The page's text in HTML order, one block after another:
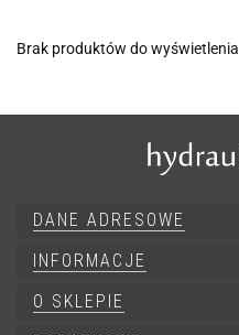
Brak produktów do wyświetlenia
DANE ADRESOWE
INFORMACJE
O SKLEPIE